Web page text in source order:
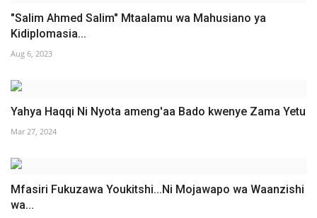
"Salim Ahmed Salim" Mtaalamu wa Mahusiano ya
Kidiplomasia...
Aug 6, 2023
Yahya Haqqi Ni Nyota ameng'aa Bado kwenye Zama Yetu
Mar 27, 2024
Mfasiri Fukuzawa Youkitshi...Ni Mojawapo wa Waanzishi
wa...